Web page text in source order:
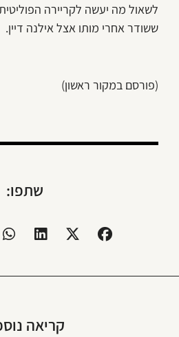
לשאול מה יעשה לקריירה
ששודר אחרי מותו אצל אילנה דיין.
(פורסם במקור ראשון)
שתפו:
קריאה